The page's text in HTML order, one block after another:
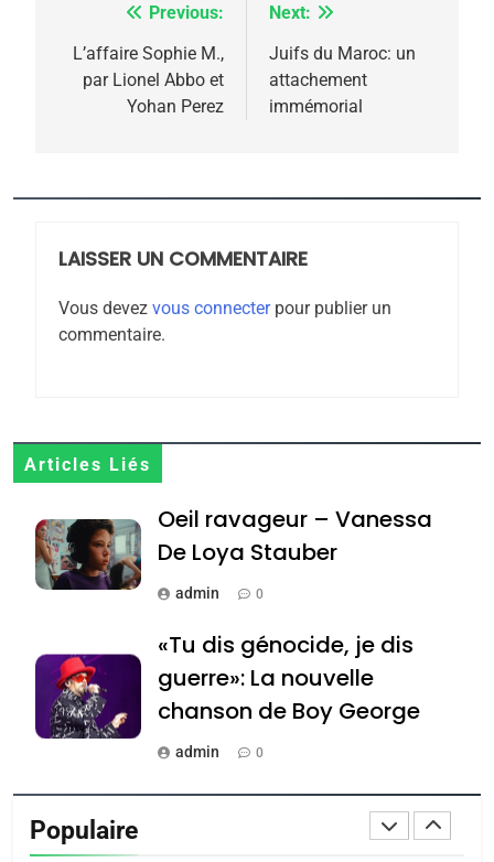
Navigation
de
l’article
Previous:
L’affaire Sophie M.,
par Lionel Abbo et
Yohan Perez
Next:
Juifs du Maroc: un
attachement
immémorial
LAISSER UN COMMENTAIRE
Vous devez vous connecterpour publier un
commentaire.
Articles Liés
Oeil ravageur – Vanessa
De Loya Stauber
admin 0
«Tu dis génocide, je dis
guerre»: La nouvelle
chanson de Boy George
admin 0
Tout sur la Nostalgie
Populaire
2025, l’année la plus
rapport d’ADL contre
FRANCE ISRAÉL
6
Zrihen-Dvir
7
Jacques Hadida
JUDAISME
Maroc : Les amandes de
Tafraout, le miel de Tadla
Azilal consacrés produits
du terroir